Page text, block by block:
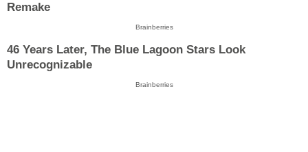
Remake
Brainberries
46 Years Later, The Blue Lagoon Stars Look
Unrecognizable
Brainberries